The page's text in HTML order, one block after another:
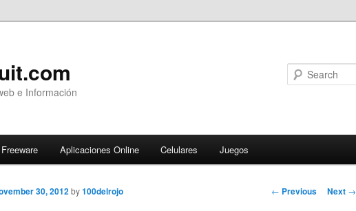
e Información
Freeware Aplicaciones Online Celulares Juegos
Post
← Previous Next →
30, 2012 by100delrojo